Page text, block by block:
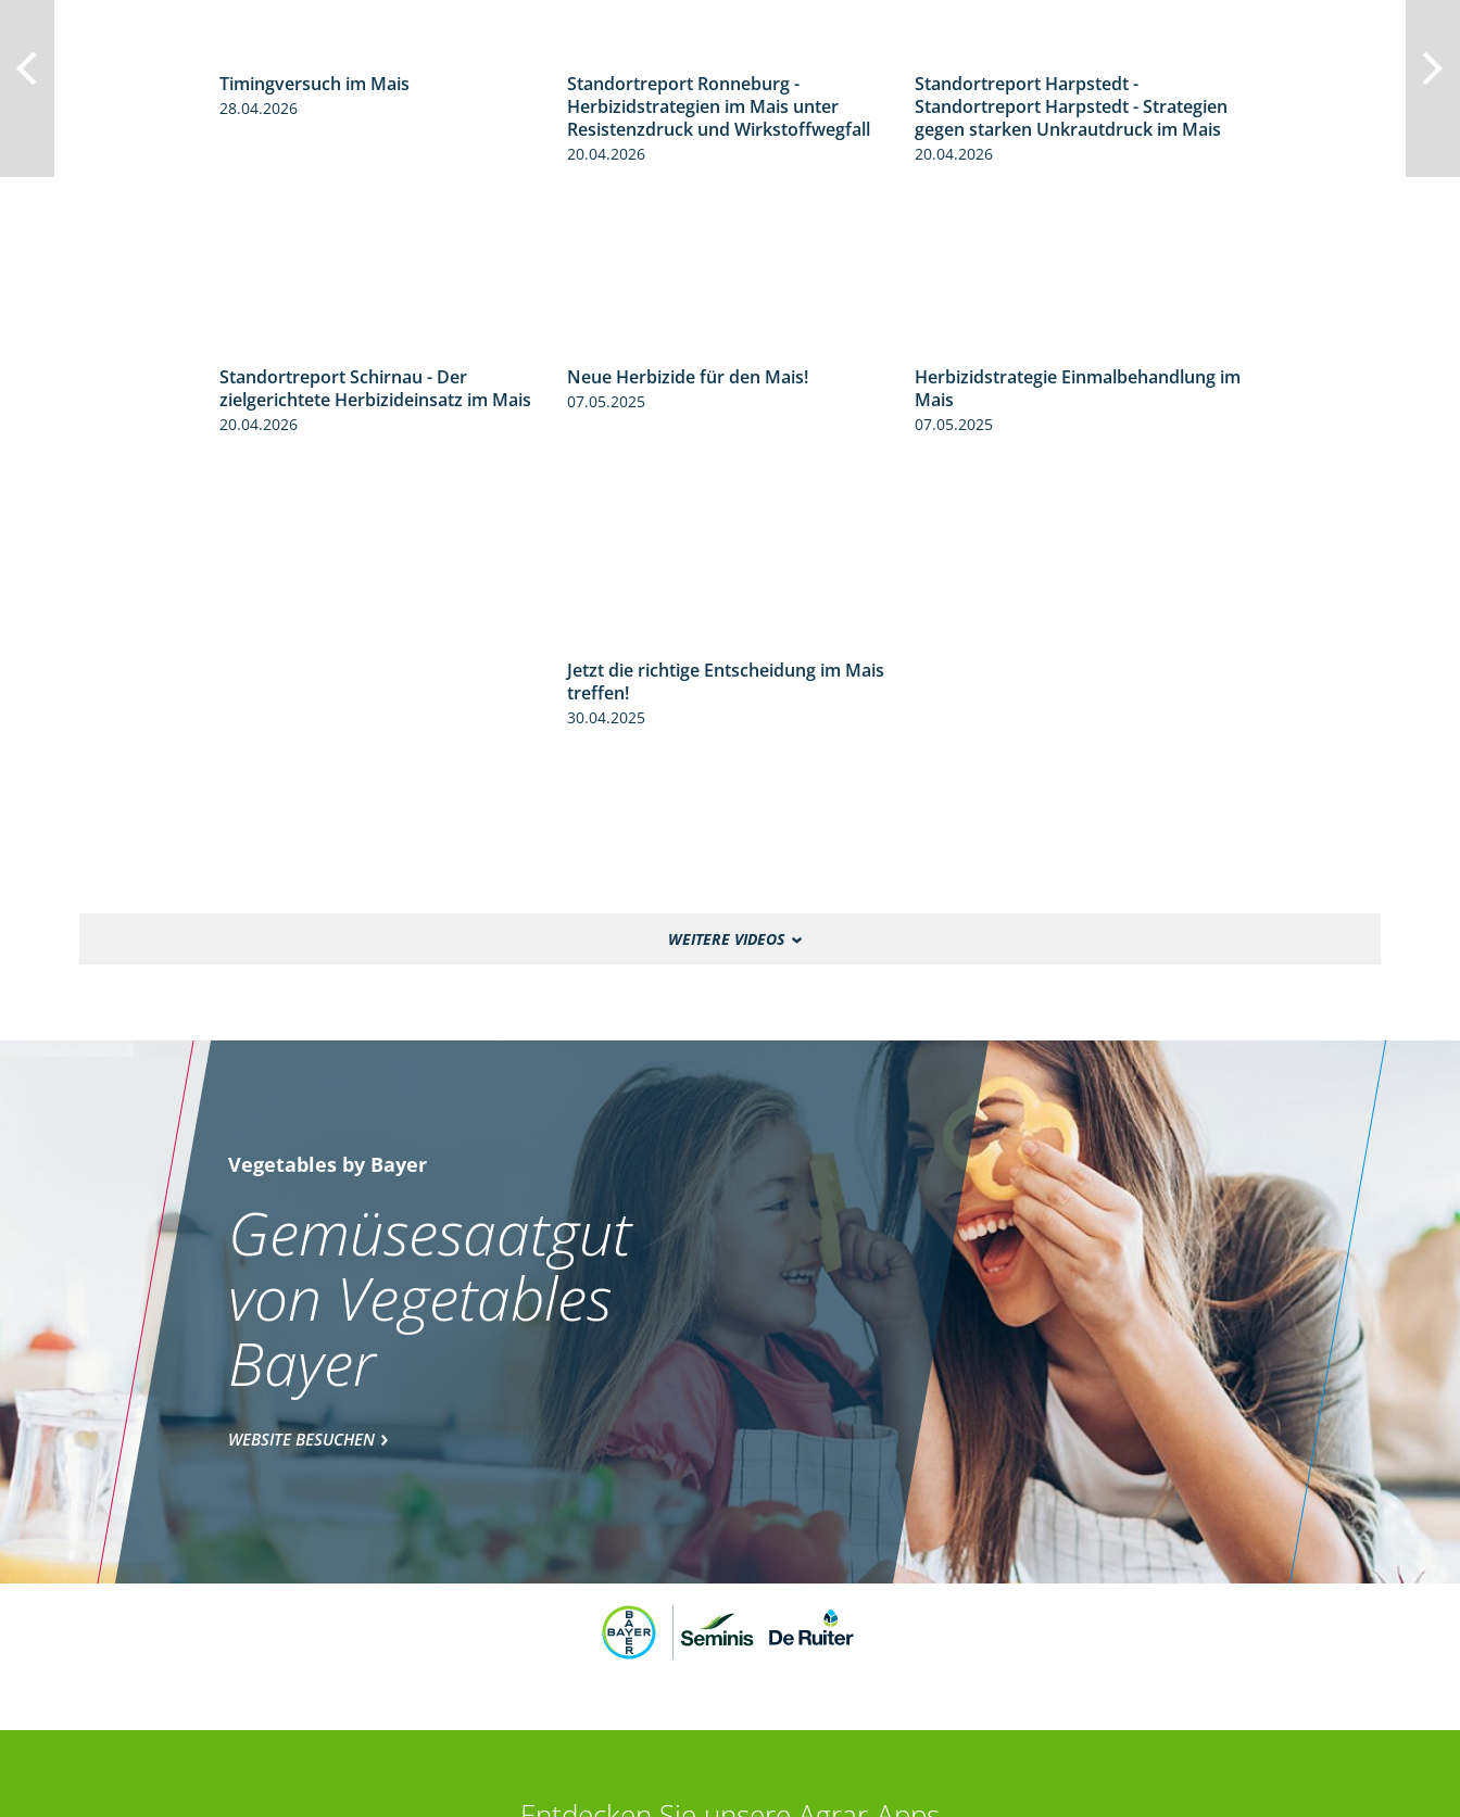
Timingversuch im Mais
28.04.2026
Standortreport Ronneburg -
Herbizidstrategien im Mais unter
Resistenzdruck und Wirkstoffwegfall
20.04.2026
9:11
Standortreport Harpstedt -
Standortreport Harpstedt - Strategien
gegen starken Unkrautdruck im Mais
20.04.2026
9:27
Standortreport Schirnau - Der
zielgerichtete Herbizideinsatz im Mais
20.04.2026
Neue Herbizide für den Mais!
07.05.2025 1:45
Herbizidstrategie Einmalbehandlung im
Mais
07.05.2025
Jetzt die richtige Entscheidung im Mais
treffen!
30.04.2025
WEITERE VIDEOS
Vegetables by Bayer
Gemüsesaatgut
von Vegetables
Bayer
WEBSITE BESUCHEN